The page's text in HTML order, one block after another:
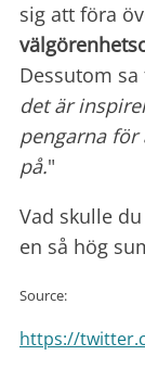
sig att föra
Dessutom
det är
pengarna
på."
Vad skulle
en så hög
Source:
https://